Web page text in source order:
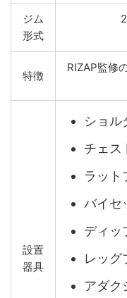
ジム
形式
特徴
RIZAP監修
設置
器具
ショル
チェス
ラット
バイセ
ディッ
レッグ
アダク